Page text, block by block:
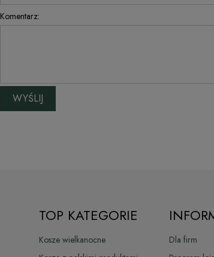
Komentarz:
WYŚLIJ
TOP KATEGORIE
Kosze wielkanocne
Dla firm